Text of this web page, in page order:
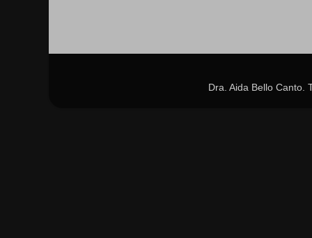
Dra. Aida Bello Canto.